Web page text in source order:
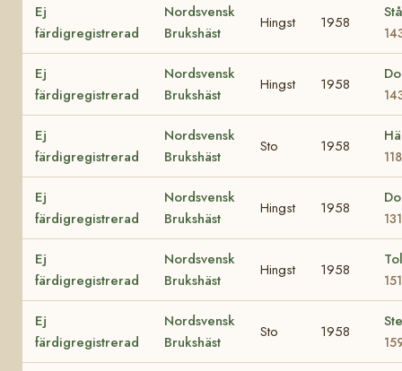
Ej
färdigregistrerad
Nordsvensk
Brukshäst
Hingst 1958
Ej
färdigregistrerad
Nordsvensk
Brukshäst
Hingst 1958
Ej
färdigregistrerad
Nordsvensk
Brukshäst
Sto 1958
Ej
färdigregistrerad
Nordsvensk
Brukshäst
Hingst 1958
Ej
färdigregistrerad
Nordsvensk
Brukshäst
Hingst 1958
Ej
färdigregistrerad
Nordsvensk
Brukshäst
Sto 1958